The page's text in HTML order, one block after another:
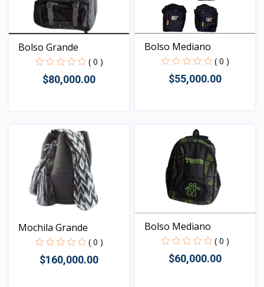
Bolso Grande
( 0 )
$80,000.00
Bolso Mediano
( 0 )
$55,000.00
Mochila Grande
( 0 )
$160,000.00
Bolso Mediano
( 0 )
$60,000.00